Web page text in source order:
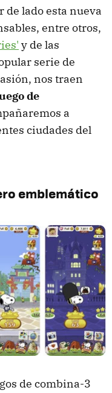
de lado esta nueva
entre otros,
y de las
serie de
nos traen
de
a
ciudades del
emblemático
de combina-3